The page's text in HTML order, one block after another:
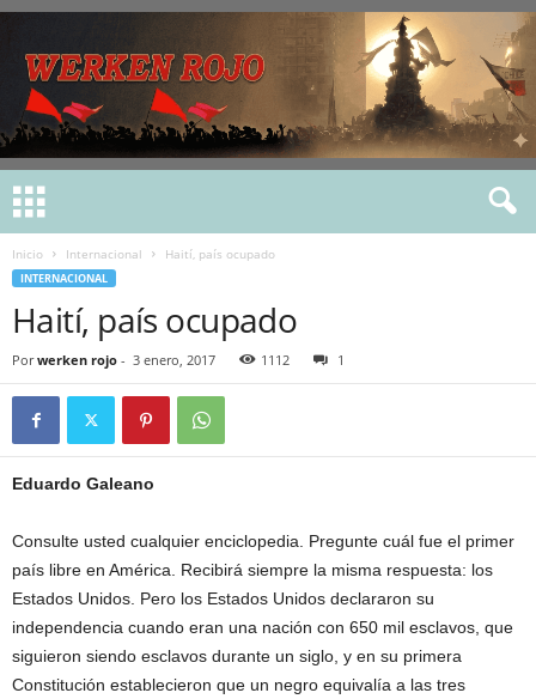
Inicio Internacional Haití, país ocupado
INTERNACIONAL
Haití, país ocupado
Por werken rojo - 3 enero, 2017 1112 1
Eduardo Galeano
Consulte usted cualquier enciclopedia. Pregunte cuál fue el primer
país libre en América. Recibirá siempre la misma respuesta: los
Estados Unidos. Pero los Estados Unidos declararon su
independencia cuando eran una nación con 650 mil esclavos, que
siguieron siendo esclavos durante un siglo, y en su primera
Constitución establecieron que un negro equivalía a las tres